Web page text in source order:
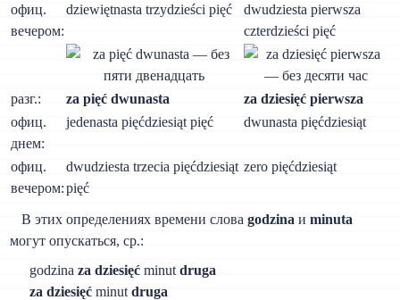
офиц.
вечером:
dziewiętnasta trzydzieści pięć
dwudziesta pierwsza
czterdzieści pięć
разг.: za pięć dwunasta
za dziesięć pierwsza
офиц.
днем:
jedenasta pięćdziesiąt pięć dwunasta pięćdziesiąt
офиц.
вечером:
dwudziesta trzecia pięćdziesiąt
pięć
zero pięćdziesiąt
В этих определениях времени слова godzina и minuta
могут опускаться, ср.:
godzina za dziesięćminut druga
za dziesięćminut druga